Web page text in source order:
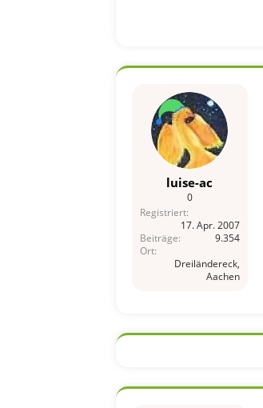
luise-ac
0
Registriert
17. Apr. 2007
Beiträge
9.354
Ort
Dreiländereck,
Aachen